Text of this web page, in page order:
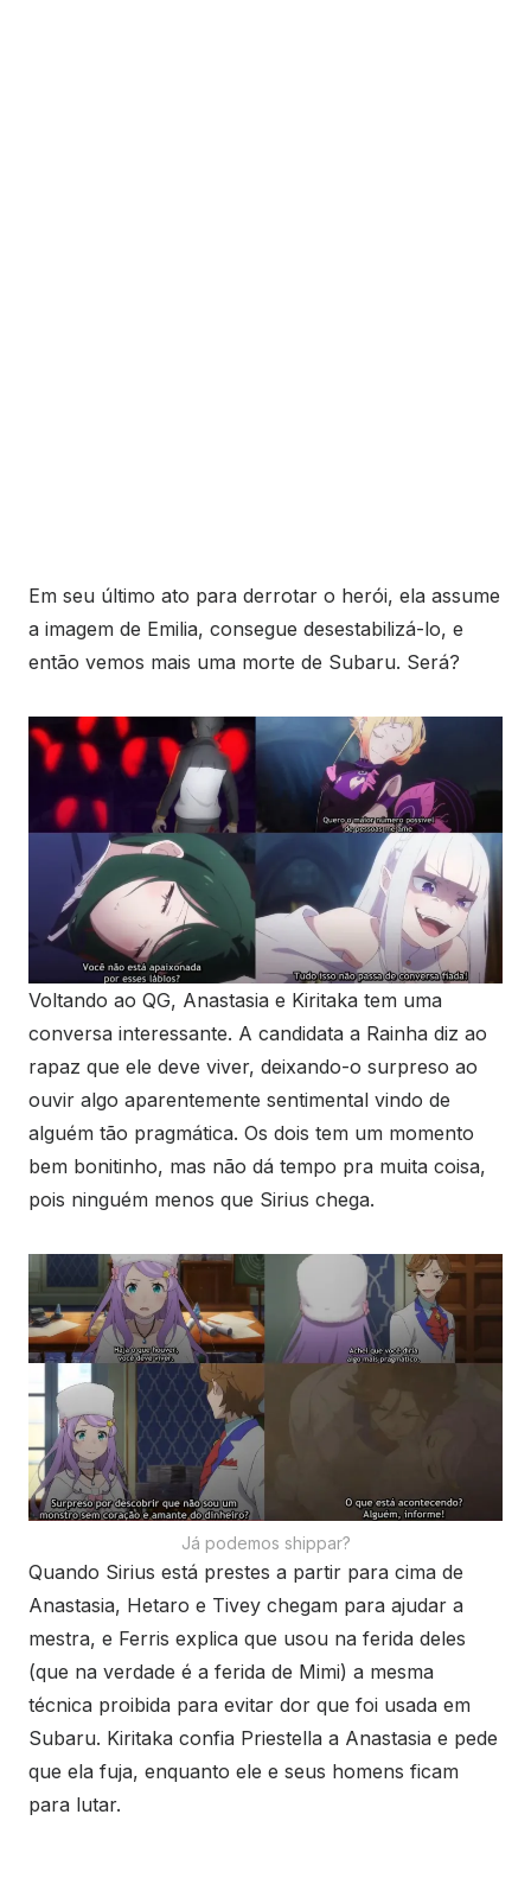
Em seu último ato para derrotar o herói, ela assume
a imagem de Emilia, consegue desestabilizá-lo, e
então vemos mais uma morte de Subaru. Será?
Voltando ao QG, Anastasia e Kiritaka tem uma
conversa interessante. A candidata a Rainha diz ao
rapaz que ele deve viver, deixando-o surpreso ao
ouvir algo aparentemente sentimental vindo de
alguém tão pragmática. Os dois tem um momento
bem bonitinho, mas não dá tempo pra muita coisa,
pois ninguém menos que Sirius chega.
Já podemos shippar?
Quando Sirius está prestes a partir para cima de
Anastasia, Hetaro e Tivey chegam para ajudar a
mestra, e Ferris explica que usou na ferida deles
(que na verdade é a ferida de Mimi) a mesma
técnica proibida para evitar dor que foi usada em
Subaru. Kiritaka confia Priestella a Anastasia e pede
que ela fuja, enquanto ele e seus homens ficam
para lutar.